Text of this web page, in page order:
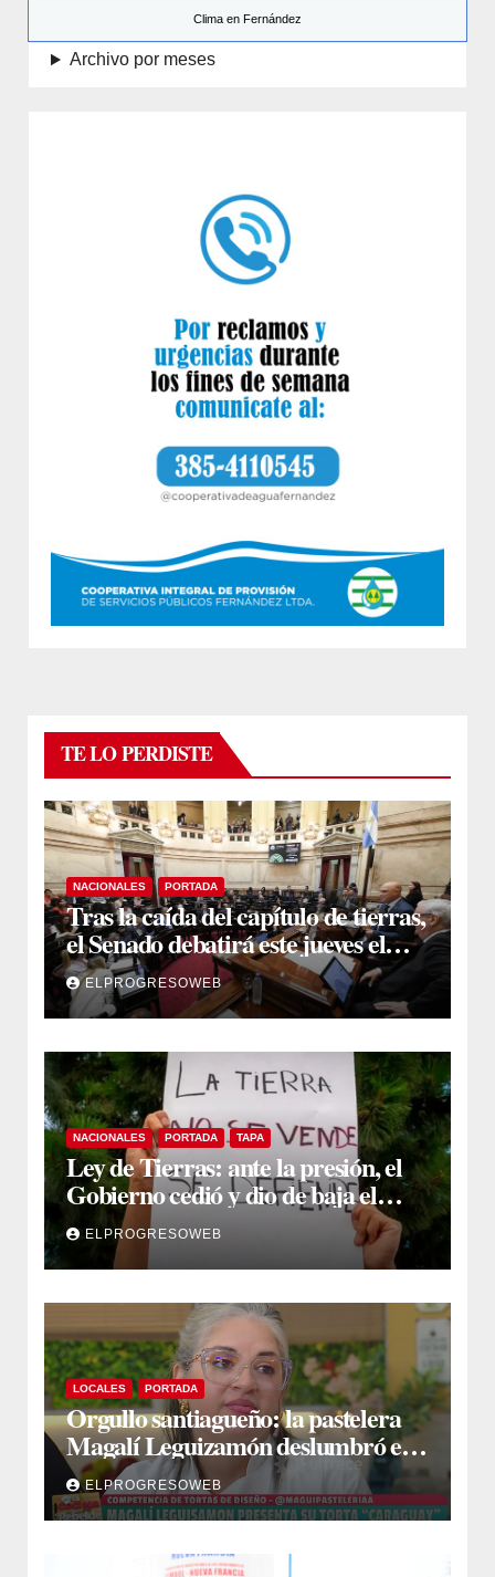
Clima en Fernández
Archivo por meses
TE LO PERDISTE
NACIONALES PORTADA
Tras la caída del capítulo de tierras,
el Senado debatirá este jueves el
proyecto sobre propiedad privada
ELPROGRESOWEB
NACIONALES PORTADA TAPA
Ley de Tierras: ante la presión, el
Gobierno cedió y dio de baja el
capítulo de la polémica
ELPROGRESOWEB
LOCALES PORTADA
Orgullo santiagueño: la pastelera
Magalí Leguizamón deslumbró en
Canal 13 con su torta “Caraguay” y
ganó la competencia
ELPROGRESOWEB